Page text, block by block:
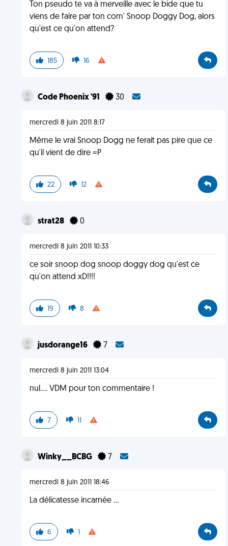
Ton pseudo te va à merveille avec le bide que tu
viens de faire par ton com' Snoop Doggy Dog, alors
qu'est ce qu'on attend?
185 16
Code Phoenix '91 30
mercredi 8 juin 2011 8:17
Même le vrai Snoop Dogg ne ferait pas pire que ce
qu'il vient de dire =P
22 12
strat28 0
mercredi 8 juin 2011 10:33
ce soir snoop dog snoop doggy dog qu'est ce
qu'on attend xD!!!!
19 8
jusdorange16 7
mercredi 8 juin 2011 13:04
nul.... VDM pour ton commentaire !
7 11
Winky__BCBG 7
mercredi 8 juin 2011 18:46
La délicatesse incarnée ...
6 1